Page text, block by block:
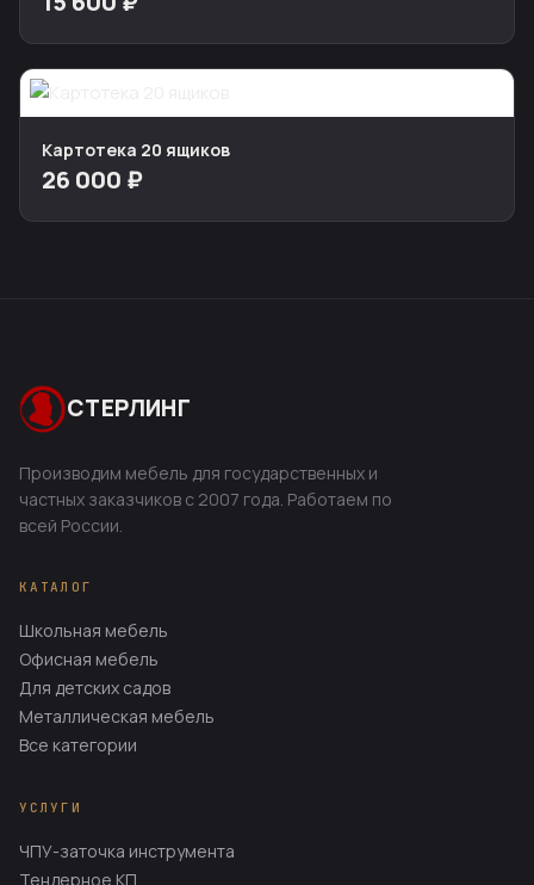
Картотека 20 ящиков
26 000 ₽
СТЕРЛИНГ
Производим мебель для государственных и
частных заказчиков с 2007 года. Работаем по
всей России.
КАТАЛОГ
Школьная мебель
Офисная мебель
Для детских садов
Металлическая мебель
Все категории
УСЛУГИ
ЧПУ-заточка инструмента
Тендерное КП